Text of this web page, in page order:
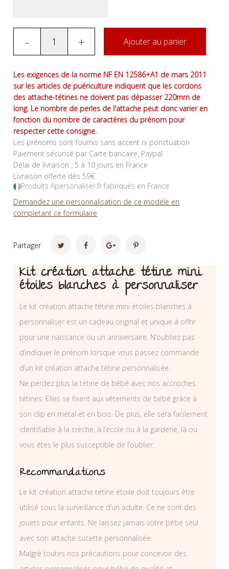
- + Ajouter au panier
Les exigences de la norme NF EN 12586+A1 de mars 2011
sur les articles de puériculture indiquent que les cordons
des attache-tétines ne doivent pas dépasser 220mm de
long. Le nombre de perles de l'attache peut donc varier en
fonction du nombre de caractères du prénom pour
respecter cette consigne.
Les prénoms sont fournis sans accent ni ponctuation
Paiement sécurisé par Carte bancaire, Paypal
Délai de livraison : 5 à 10 jours en France
Livraison offerte dès 59€
Produits Apersonaliser.fr fabriqués en France
Demandez une personnalisation de ce modèle en
completant ce formulaire
Partager
Kit création attache tétine mini
étoiles blanches à personnaliser
Le kit création attache tétine mini étoiles blanches à
personnaliser est un cadeau original et unique à offrir
pour une naissance ou un anniversaire. N’oubliez pas
d’indiquer le prénom lorsque vous passez commande
d’un kit création attache tétine personnalisée.
Ne perdez plus la tétine de bébé avec nos accroches
tétines. Elles se fixent aux vêtements de bébé grâce à
son clip en métal et en bois. De plus, elle sera facilement
identifiable à la crèche, à l’école ou à la garderie, là ou
vous êtes le plus susceptible de l’oublier.
Recommandations
Le kit création attache tétine étoile doit toujours être
utilisé sous la surveillance d’un adulte. Ce ne sont des
jouets pour enfants. Ne laissez jamais votre bébé seul
avec son attache sucette personnalisée.
Malgré toutes nos précautions pour concevoir des